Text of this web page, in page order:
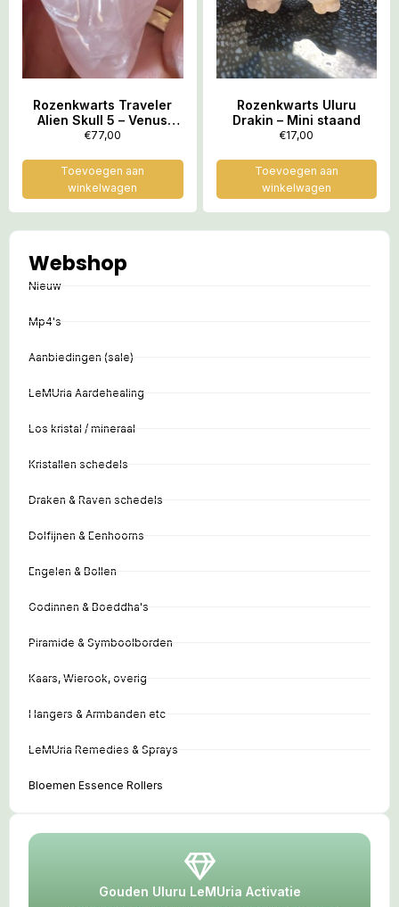
Webshop
Nieuw
Mp4's
Aanbiedingen (sale)
LeMUria Aardehealing
Los kristal / mineraal
Kristallen schedels
Draken & Raven schedels
Dolfijnen & Eenhoorns
Engelen & Bollen
Godinnen & Boeddha's
Piramide & Symboolborden
Kaars, Wierook, overig
Hangers & Armbanden etc
LeMUria Remedies & Sprays
Bloemen Essence Rollers
Gouden Uluru LeMUria Activatie
Rozenkwarts Traveler
Alien Skull 5 – Venus
Trilling = 8.1 x 5 x 3.5 cm
€77,00
Toevoegen aan
winkelwagen
Rozenkwarts Uluru
Drakin – Mini staand
€17,00
Toevoegen aan
winkelwagen